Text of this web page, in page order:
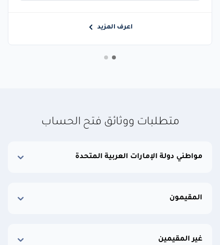
اعرف المزيد
متطلبات ووثائق فتح الحساب
مواطني دولة الإمارات العربية المتحدة
المقيمون
غير المقيمين